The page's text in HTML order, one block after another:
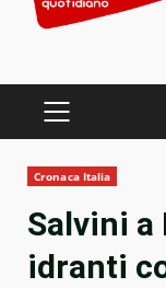
PRIMARY
Cronaca Italia
Salvini a
idranti